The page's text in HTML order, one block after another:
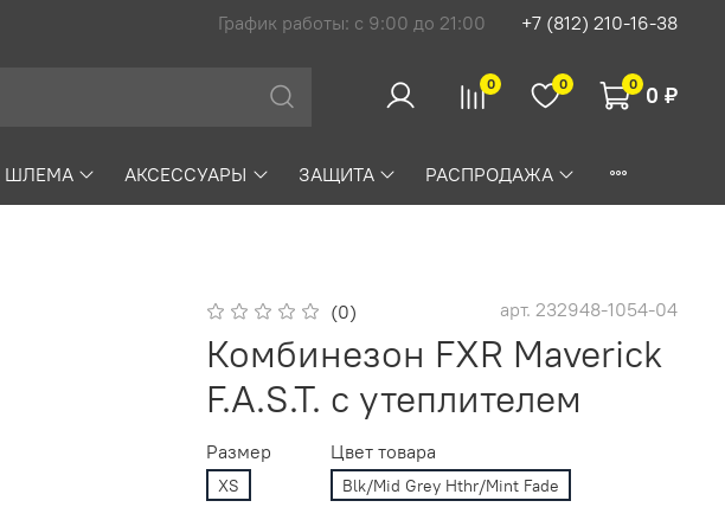
График работы: с 9:00 до 21:00 +7 (812) 210-16-38
0 0 0 0 ₽
ШЛЕМА АКСЕССУАРЫ ЗАЩИТА РАСПРОДАЖА
(0) арт. 232948-1054-04
Комбинезон FXR Maverick
F.A.S.T. с утеплителем
Размер
XS
Цвет товара
Blk/Mid Grey Hthr/Mint Fade